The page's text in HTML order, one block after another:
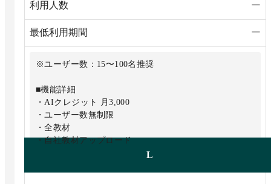
利用人数 ー
最低利用期間 ー
※ユーザー数：15〜100名推奨
■機能詳細
・AIクレジット 月3,000
・ユーザー数無制限
・全教材
・自社教材アップロード
L